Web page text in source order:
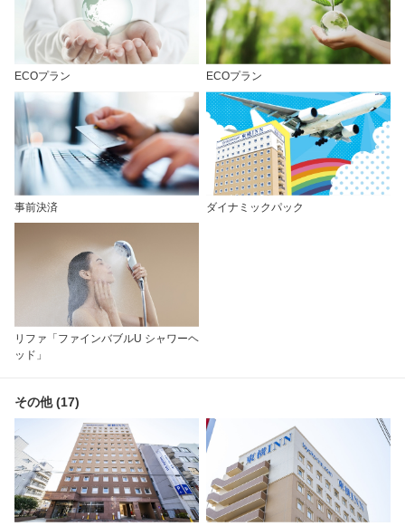
ECOプラン ECOプラン
事前決済 ダイナミックパック
リファ「ファインバブルU シャワーヘ
ッド」
その他 (17)